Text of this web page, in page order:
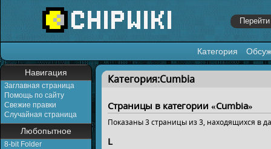
Категория
Навигация
Заглавная страница
Помощь по сайту
Свежие правки
Случайная страница
Любопытное
8-bit Folder
Перейти к:навигация,поиск
Категория:Cumbia
Страницы в категории «Cumbia»
Показаны 3 страницы из 3, находящихся в
L